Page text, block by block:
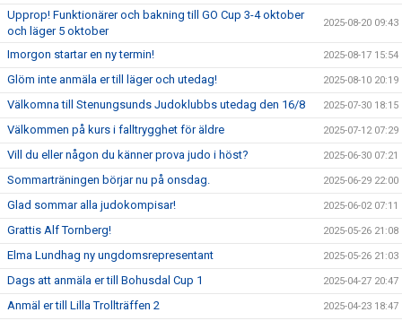
Upprop! Funktionärer och bakning till GO Cup 3-4 oktober
och läger 5 oktober
2025-08-20 09:43
Imorgon startar en ny termin! 2025-08-17 15:54
Glöm inte anmäla er till läger och utedag! 2025-08-10 20:19
Välkomna till Stenungsunds Judoklubbs utedag den 16/8 2025-07-30 18:15
Välkommen på kurs i falltrygghet för äldre 2025-07-12 07:29
Vill du eller någon du känner prova judo i höst? 2025-06-30 07:21
Sommarträningen börjar nu på onsdag. 2025-06-29 22:00
Glad sommar alla judokompisar! 2025-06-02 07:11
Grattis Alf Tornberg! 2025-05-26 21:08
Elma Lundhag ny ungdomsrepresentant 2025-05-26 21:03
Dags att anmäla er till Bohusdal Cup 1 2025-04-27 20:47
Anmäl er till Lilla Trollträffen 2 2025-04-23 18:47